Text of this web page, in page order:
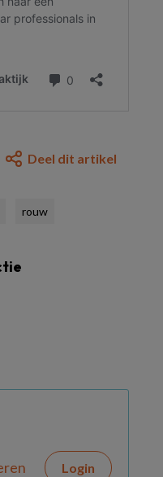
Deel dit artikel
rouw
Login